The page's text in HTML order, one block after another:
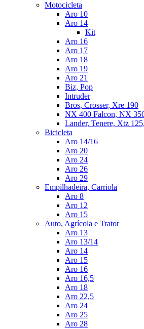
Motocicleta
Aro 10
Aro 14
Kit
Aro 16
Aro 17
Aro 18
Aro 19
Aro 21
Biz, Pop
Intruder
Bros, Crosser, Xre 190
NX 400 Falcon, NX
Lander, Tenere, Xtz
Bicicleta
Aro 14/16
Aro 20
Aro 24
Aro 26
Aro 29
Empilhadeira, Carriola
Aro 8
Aro 12
Aro 15
Auto, Agrícola e Trator
Aro 13
Aro 13/14
Aro 14
Aro 15
Aro 16
Aro 16,5
Aro 18
Aro 22,5
Aro 24
Aro 25
Aro 28